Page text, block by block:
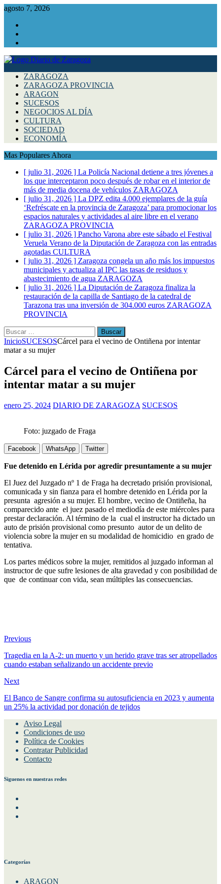
agosto 7, 2026
ZARAGOZA
ZARAGOZA PROVINCIA
ARAGON
SUCESOS
NEGOCIOS AL DÍA
CULTURA
SOCIEDAD
ECONOMÍA
Mas Populares Ahora
[ julio 31, 2026 ] La Policía Nacional detiene a tres jóvenes a
los que interceptaron poco después de robar en el interior de
más de media docena de vehículos ZARAGOZA
[ julio 31, 2026 ] La DPZ edita 4.000 ejemplares de la guía
‘Refréscate en la provincia de Zaragoza’ para promocionar los
espacios naturales y actividades al aire libre en el verano
ZARAGOZA PROVINCIA
[ julio 31, 2026 ] Pancho Varona abre este sábado el Festival
Veruela Verano de la Diputación de Zaragoza con las entradas
agotadas CULTURA
[ julio 31, 2026 ] Zaragoza congela un año más los impuestos
municipales y actualiza al IPC las tasas de residuos y
abastecimiento de agua ZARAGOZA
[ julio 31, 2026 ] La Diputación de Zaragoza finaliza la
restauración de la capilla de Santiago de la catedral de
Tarazona tras una inversión de 304.000 euros ZARAGOZA
PROVINCIA
Buscar:
InicioSUCESOSCárcel para el vecino de Ontiñena por intentar
matar a su mujer
Cárcel para el vecino de Ontiñena por
intentar matar a su mujer
enero 25, 2024 DIARIO DE ZARAGOZA SUCESOS
Foto: juzgado de Fraga
Facebook WhatsApp Twitter
Fue detenido en Lérida por agredir presuntamente a su mujer
El Juez del Juzgado nº 1 de Fraga ha decretado prisión provisional,
comunicada y sin fianza para el hombre detenido en Lérida por la
presunta agresión a su mujer. El hombre, vecino de Ontiñeña, ha
comparecido ante el juez pasado el mediodía de este miércoles para
prestar declaración. Al término de la cual el instructor ha dictado un
auto de prisión provisional como presunto autor de un delito de
violencia sobre la mujer en su modalidad de homicidio en grado de
tentativa.
Los partes médicos sobre la mujer, remitidos al juzgado informan al
instructor de que sufre lesiones de alta gravedad y con posibilidad de
que de continuar con vida, sean múltiples las consecuencias.
Previous
Tragedia en la A-2: un muerto y un herido grave tras ser atropellados
cuando estaban señalizando un accidente previo
Next
El Banco de Sangre confirma su autosuficiencia en 2023 y aumenta
un 25% la actividad por donación de tejidos
Aviso Legal
Condiciones de uso
Política de Cookies
Contratar Publicidad
Contacto
Siguenos en nuestras redes
Categorías
ARAGON